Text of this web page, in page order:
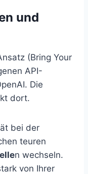
und
(Bring Your
API-
Die
dort.
bei der
teuren
n wechseln.
von Ihrer